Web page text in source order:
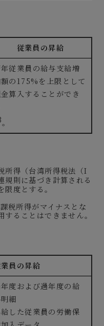
従業員の昇給
従業員の給与支給増
の175%を上限として
算入することができ
。
所得（台湾所得税法（I
則に基づき計算される
度とする。
税所得がマイナスとな
ることはできません。
員の昇給
年度および過年度の給
細
した従業員の労働保